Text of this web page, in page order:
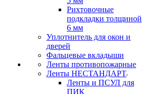
Рихтовочные
подкладки толщиной
6 мм
Уплотнитель для окон и
дверей
Фальцевые вкладыши
Ленты противопожарные
Ленты НЕСТАНДАРТ
Ленты и ПСУЛ для
ПИК